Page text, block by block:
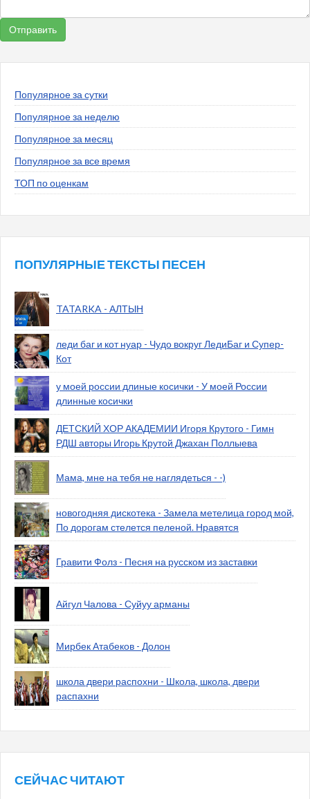
Популярное за сутки
Популярное за неделю
Популярное за месяц
Популярное за все время
ТОП по оценкам
ПОПУЛЯРНЫЕ ТЕКСТЫ ПЕСЕН
TATARKA - АЛТЫН
леди баг и кот нуар - Чудо вокруг ЛедиБаг и Супер-
Кот
у моей россии длиные косички - У моей России
длинные косички
ДЕТСКИЙ ХОР АКАДЕМИИ Игоря Крутого - Гимн
РДШ авторы Игорь Крутой Джахан Поллыева
Мама, мне на тебя не наглядеться - -)
новогодняя дискотека - Замела метелица город мой,
По дорогам стелется пеленой. Нравятся
Гравити Фолз - Песня на русском из заставки
Айгул Чалова - Суйуу арманы
Мирбек Атабеков - Долон
школа двери распохни - Школа, школа, двери
распахни
СЕЙЧАС ЧИТАЮТ